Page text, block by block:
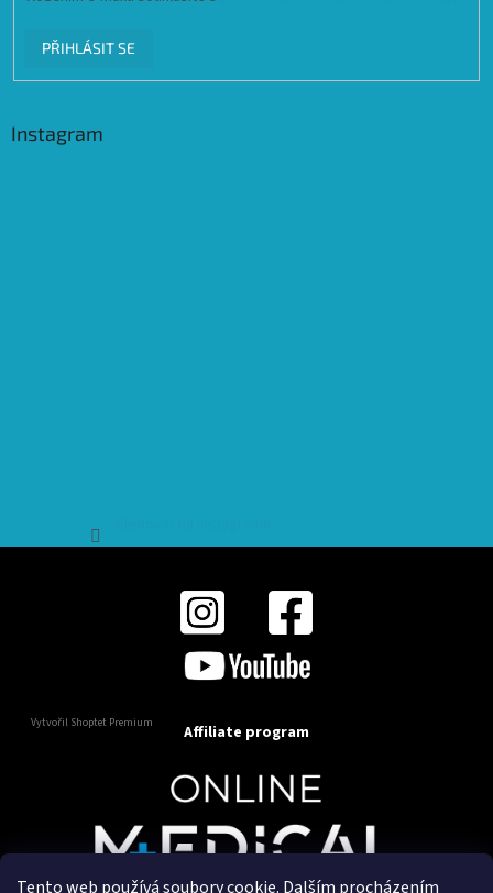
Tento web používá soubory cookie. Dalším procházením
PŘIHLÁSIT SE
Instagram
Vytvořil Shoptet Premium Affiliate program